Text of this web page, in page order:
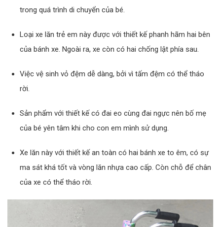
trong quá trình di chuyển của bé.
Loại xe lăn trẻ em này được với thiết kế phanh hãm hai bên
của bánh xe. Ngoài ra, xe còn có hai chống lật phía sau.
Việc vệ sinh vỏ đệm dễ dàng, bởi vì tấm đệm có thể tháo
rời.
Sản phẩm với thiết kế có đai eo cùng đai ngực nên bố mẹ
của bé yên tâm khi cho con em mình sử dụng.
Xe lăn này với thiết kế an toàn có hai bánh xe to êm, có sự
ma sát khá tốt và vòng lăn nhựa cao cấp. Còn chỗ để chân
của xe có thể tháo rời.